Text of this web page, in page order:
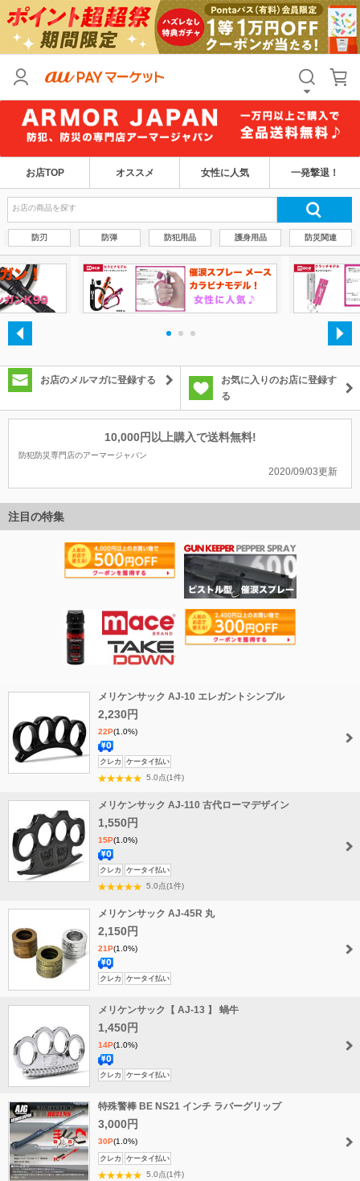
お店TOP オススメ 女性に人気 一発撃退！
防刃 防弾 防犯用品 護身用品 防災関連
お店のメルマガに登録する
お気に入りのお店に登録す
る
10,000円以上購入で送料無料!
防犯防災専門店のアーマージャパン
2020/09/03更新
注目の特集
メリケンサック AJ-10 エレガントシンプル
2,230円
22P(1.0%)
送
料
料
クレカ ケータイ払い
5.0点(1件)
メリケンサック AJ-110 古代ローマデザイン
1,550円
15P(1.0%)
送
料
料
クレカ ケータイ払い
5.0点(1件)
メリケンサック AJ-45R 丸
2,150円
21P(1.0%)
送
無
料
クレカ ケータイ払い
メリケンサック【 AJ-13 】 蝸牛
1,450円
14P(1.0%)
送
無
料
クレカ ケータイ払い
特殊警棒 BE NS21 インチ ラバーグリップ
3,000円
30P(1.0%)
クレカ ケータイ払い
5.0点(1件)